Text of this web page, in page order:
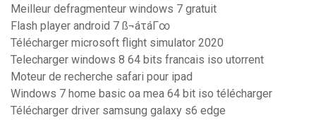
Meilleur defragmenteur windows 7 gratuit
Flash player android 7 ß¬áτáΓ∞
Télécharger microsoft flight simulator 2020
Telecharger windows 8 64 bits francais iso utorrent
Moteur de recherche safari pour ipad
Windows 7 home basic oa mea 64 bit iso télécharger
Télécharger driver samsung galaxy s6 edge